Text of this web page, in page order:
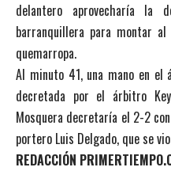
delantero aprovecharía la
barranquillera para montar
quemarropa.
Al minuto 41, una mano en
decretada por el árbitro
Mosquera decretaría el 2-2
portero Luis Delgado, que se
REDACCIÓN